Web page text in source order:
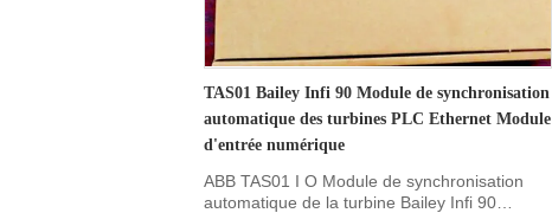
TAS01 Bailey Infi 90 Module de synchronisation
automatique des turbines PLC Ethernet Module
d'entrée numérique
ABB TAS01 I O Module de synchronisation
automatique de la turbine Bailey Infi 90